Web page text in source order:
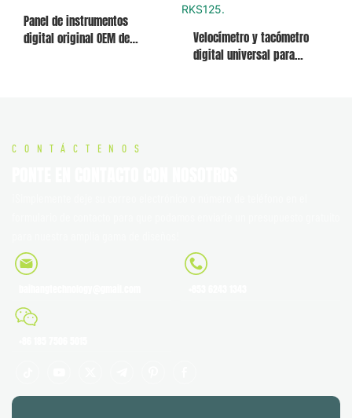
Panel de instrumentos
digital original OEM de
Velocímetro y tacómetro
digital universal para
CONTÁCTENOS